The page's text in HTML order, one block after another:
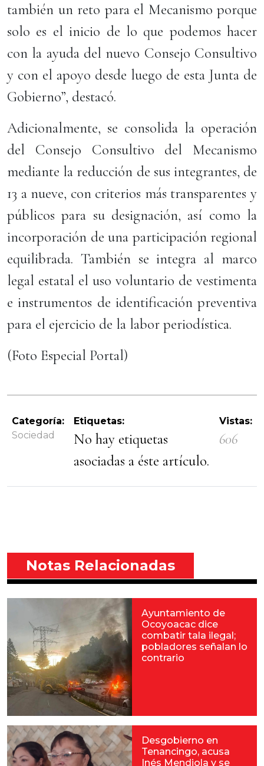
también un reto para el Mecanismo porque
solo es el inicio de lo que podemos hacer
con la ayuda del nuevo Consejo Consultivo
y con el apoyo desde luego de esta Junta de
Gobierno”, destacó.
Adicionalmente, se consolida la operación
del Consejo Consultivo del Mecanismo
mediante la reducción de sus integrantes, de
13 a nueve, con criterios más transparentes y
públicos para su designación, así como la
incorporación de una participación regional
equilibrada. También se integra al marco
legal estatal el uso voluntario de vestimenta
e instrumentos de identificación preventiva
para el ejercicio de la labor periodística.
(Foto Especial Portal)
Categoría:
Sociedad
Etiquetas:
No hay etiquetas
asociadas a éste artículo.
Vistas:
606
Notas Relacionadas
Ayuntamiento de
Ocoyoacac dice
combatir tala ilegal;
pobladores señalan lo
contrario
Desgobierno en
Tenancingo, acusa
Inés Mendiola y se